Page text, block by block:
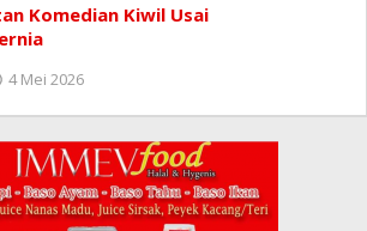
Komedian Kiwil Usai
4 Mei 2026